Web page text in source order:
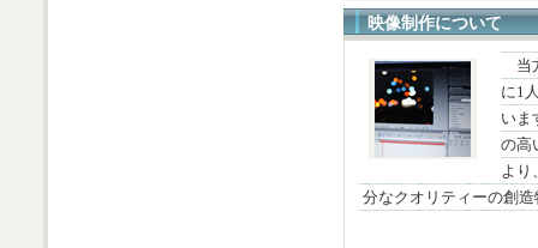
映像制作について
当
に1
いま
の高
より
分なクオリティーの創